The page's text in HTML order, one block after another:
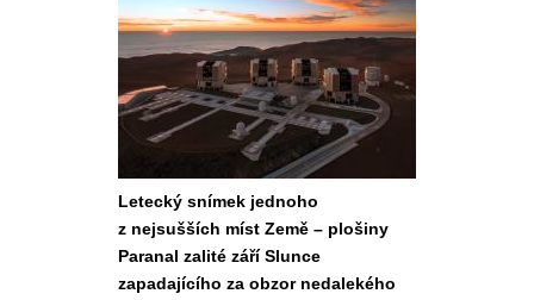
Letecký snímek jednoho
z nejsušších míst Země – plošiny
Paranal zalité září Slunce
zapadajícího za obzor nedalekého